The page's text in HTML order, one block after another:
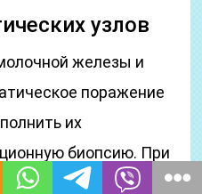
узлов
железы и
поражение
их
биопсию. При
их